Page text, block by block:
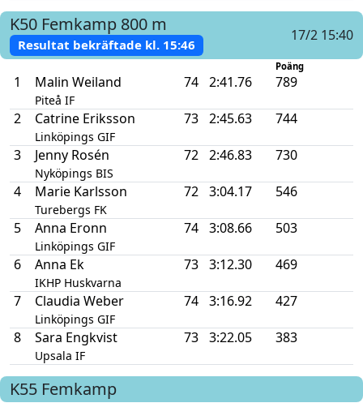
K50 Femkamp 800 m
Resultat bekräftade kl. 15:46
17/2 15:40
Poäng
1 Malin Weiland
Piteå IF
74 2:41.76 789
2 Catrine Eriksson
Linköpings GIF
73 2:45.63 744
3 Jenny Rosén
Nyköpings BIS
72 2:46.83 730
4 Marie Karlsson
Turebergs FK
72 3:04.17 546
5 Anna Eronn
Linköpings GIF
74 3:08.66 503
6 Anna Ek
IKHP Huskvarna
73 3:12.30 469
7 Claudia Weber
Linköpings GIF
74 3:16.92 427
8 Sara Engkvist
Upsala IF
73 3:22.05 383
K55 Femkamp